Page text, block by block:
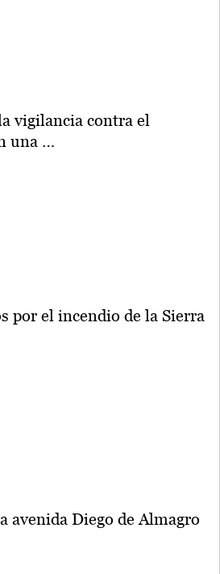
vigilancia contra el
una …
por el incendio de la Sierra
avenida Diego de Almagro